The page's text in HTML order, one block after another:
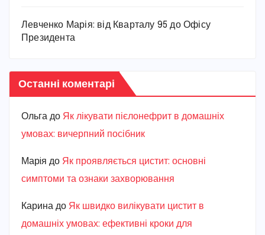
Левченко Марія: від Кварталу 95 до Офісу
Президента
Останні коментарі
Ольга до Як лікувати пієлонефрит в домашніх
умовах: вичерпний посібник
Марiя до Як проявляється цистит: основні
симптоми та ознаки захворювання
Карина до Як швидко вилікувати цистит в
домашніх умовах: ефективні кроки для